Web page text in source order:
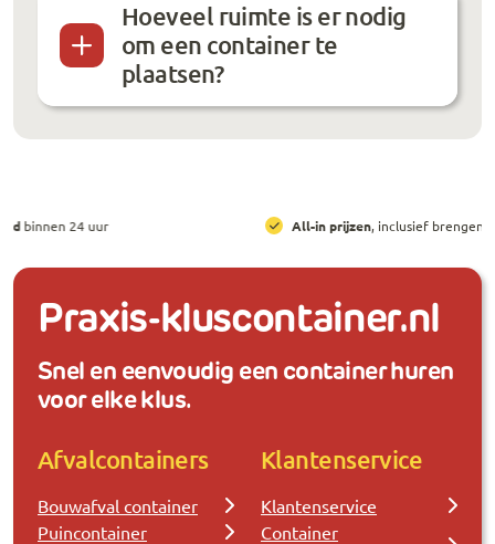
Hoeveel ruimte is er nodig
om een container te
plaatsen?
, inclusief brengen, ophalen en huur
Praxis-kluscontainer.nl
Snel en eenvoudig een container huren
voor elke klus.
Afvalcontainers
Bouwafval container
Puincontainer
Klantenservice
Klantenservice
Container